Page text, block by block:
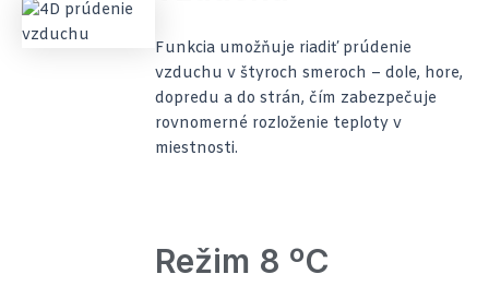
Funkcia umožňuje riadiť prúdenie
vzduchu v štyroch smeroch – dole, hore,
dopredu a do strán, čím zabezpečuje
rovnomerné rozloženie teploty v
miestnosti.
Režim 8 ºC